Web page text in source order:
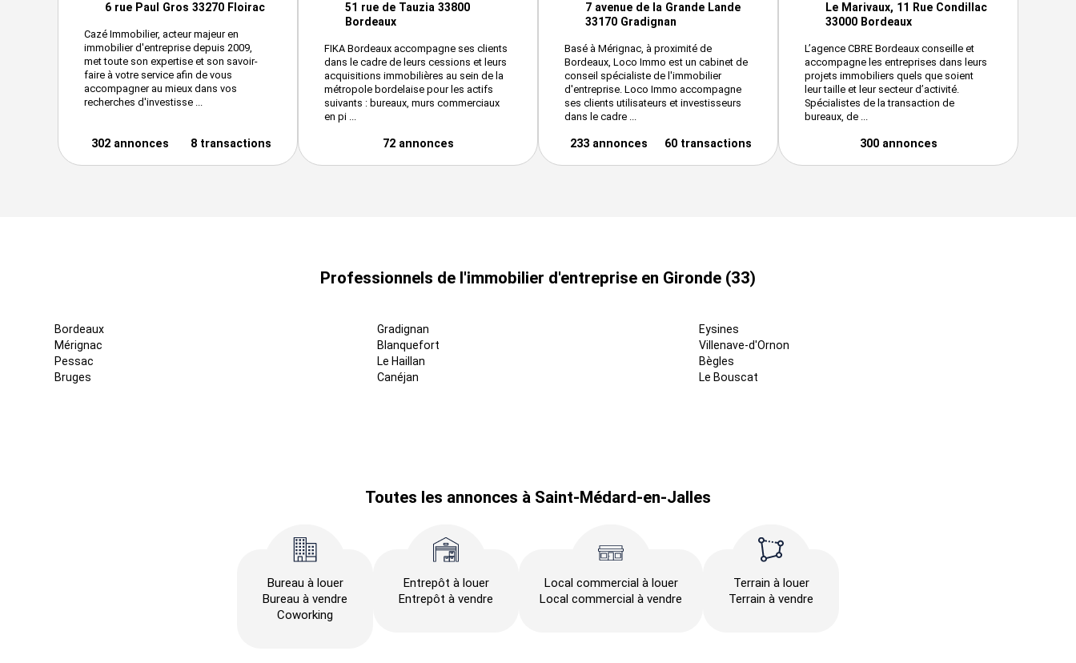
6 rue Paul Gros 33270 Floirac
Cazé Immobilier, acteur majeur en
immobilier d'entreprise depuis 2009,
met toute son expertise et son savoir-
faire à votre service afin de vous
accompagner au mieux dans vos
recherches d'investisse ...
302 annonces 8 transactions
51 rue de Tauzia 33800
Bordeaux
FIKA Bordeaux accompagne ses clients
dans le cadre de leurs cessions et leurs
acquisitions immobilières au sein de la
métropole bordelaise pour les actifs
suivants : bureaux, murs commerciaux
en pi ...
72 annonces
7 avenue de la Grande Lande
33170 Gradignan
Basé à Mérignac, à proximité de
Bordeaux, Loco Immo est un cabinet de
conseil spécialiste de l'immobilier
d'entreprise. Loco Immo accompagne
ses clients utilisateurs et investisseurs
dans le cadre ...
233 annonces 60 transactions
Le Marivaux, 11 Rue Condillac
33000 Bordeaux
L’agence CBRE Bordeaux conseille et
accompagne les entreprises dans leurs
projets immobiliers quels que soient
leur taille et leur secteur d’activité.
Spécialistes de la transaction de
bureaux, de ...
300 annonces
Professionnels de l'immobilier d'entreprise en Gironde (33)
Bordeaux
Mérignac
Pessac
Bruges
Gradignan
Blanquefort
Le Haillan
Canéjan
Eysines
Villenave-d'Ornon
Bègles
Le Bouscat
Toutes les annonces à Saint-Médard-en-Jalles
Bureau à louer
Bureau à vendre
Coworking
Entrepôt à louer
Entrepôt à vendre
Local commercial à louer
Local commercial à vendre
Terrain à louer
Terrain à vendre